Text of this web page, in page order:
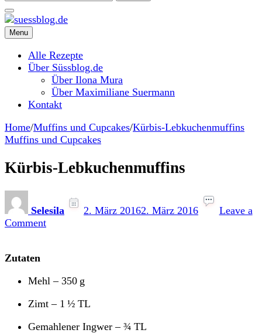
suessblog.de
Menu
Alle Rezepte
Über Süssblog.de
Über Ilona Mura
Über Maximiliane Suermann
Kontakt
Home/Muffins und Cupcakes/Kürbis-Lebkuchenmuffins
Muffins und Cupcakes
Kürbis-Lebkuchenmuffins
Selesila 2. März 20162. März 2016
Leave a
Commenton
Zutaten
Mehl – 350 g
Zimt – 1 ½ TL
Gemahlener Ingwer – ¾ TL